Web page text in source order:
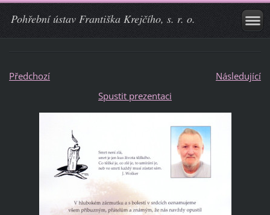
Pohřební ústav Františka Krejčího, s. r. o.
Předchozí
Následující
Spustit prezentaci